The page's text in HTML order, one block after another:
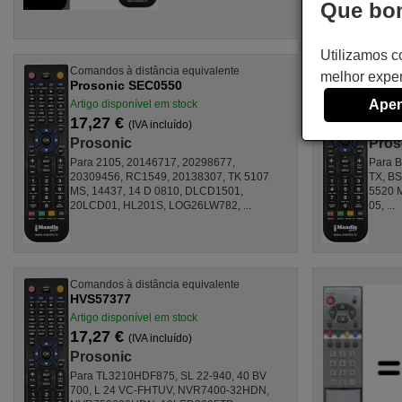
Comandos à distância equivalente
Prosonic SEC0550
Artigo disponível em stock
17,27 € (IVA incluído)
Prosonic
Para 2105, 20146717, 20298677,
20309456, RC1549, 20138307, TK 5107
MS, 14437, 14 D 0810, DLCD1501,
20LCD01, HL201S, LOG26LW782, ...
Artigo
Para
TX,
5520
05, ...
Comandos à distância equivalente
HVS57377
Artigo disponível em stock
17,27 € (IVA incluído)
Prosonic
Para TL3210HDF875, SL 22-940, 40 BV
700, L 24 VC-FHTUV, NVR7400-32HDN,
Que
Utilizamos
melhor